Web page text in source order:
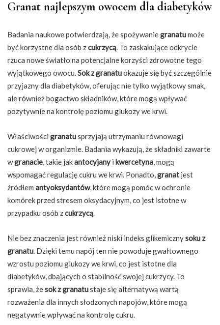
Granat najlepszym owocem dla diabetyków
Badania naukowe potwierdzają, że spożywaniegranatumoże
być korzystne dla osób zcukrzycą. To zaskakujące odkrycie
rzuca nowe światło na potencjalne korzyści zdrowotne tego
wyjątkowego owocu.Sok z granatuokazuje się być szczególnie
przyjazny dla diabetyków, oferując nie tylko wyjątkowy smak,
ale również bogactwo składników, które mogą wpływać
pozytywnie na kontrolę poziomu glukozy we krwi.
Właściwości granatusprzyjają utrzymaniu równowagi
cukrowej w organizmie. Badania wykazują, że składniki zawarte
wgranacie, takie jakantocyjanyi kwercetyna, mogą
wspomagać regulację cukru we krwi. Ponadto,granat jest
źródłem antyoksydantów, które mogą pomóc w ochronie
komórek przed stresem oksydacyjnym, co jest istotne w
przypadku osób zcukrzycą.
Nie bez znaczenia jest również niski indeks glikemicznysoku z
granatu. Dzięki temu napój ten nie powoduje gwałtownego
wzrostu poziomu glukozy we krwi, co jest istotne dla
diabetyków, dbających o stabilność swojej cukrzycy. To
sprawia, żesok z granatustaje się alternatywą wartą
rozważenia dla innych słodzonych napojów, które mogą
negatywnie wpływać na kontrolę cukru.